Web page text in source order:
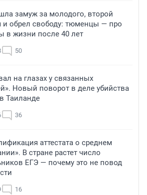
замуж за молодого, второй
и обрел свободу: тюменцы — про
в жизни после 40 лет
50
на глазах у связанных
Новый поворот в деле убийства
Таиланде
36
аттестата о среднем
В стране растет число
ЕГЭ — почему это не повод
16